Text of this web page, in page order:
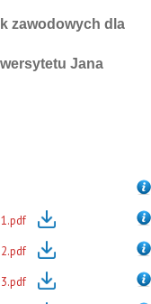
zawodowych dla
Jana